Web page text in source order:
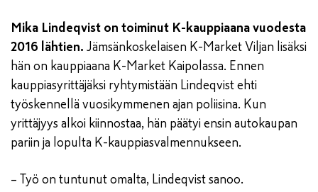
Mika Lindeqvist on toiminut K-kauppiaana vuodesta
2016 lähtien. Jämsänkoskelaisen K-Market Viljan lisäksi
hän on kauppiaana K-Market Kaipolassa. Ennen
kauppiasyrittäjäksi ryhtymistään Lindeqvist ehti
työskennellä vuosikymmenen ajan poliisina. Kun
yrittäjyys alkoi kiinnostaa, hän päätyi ensin autokaupan
pariin ja lopulta K-kauppiasvalmennukseen.
– Työ on tuntunut omalta, Lindeqvist sanoo.